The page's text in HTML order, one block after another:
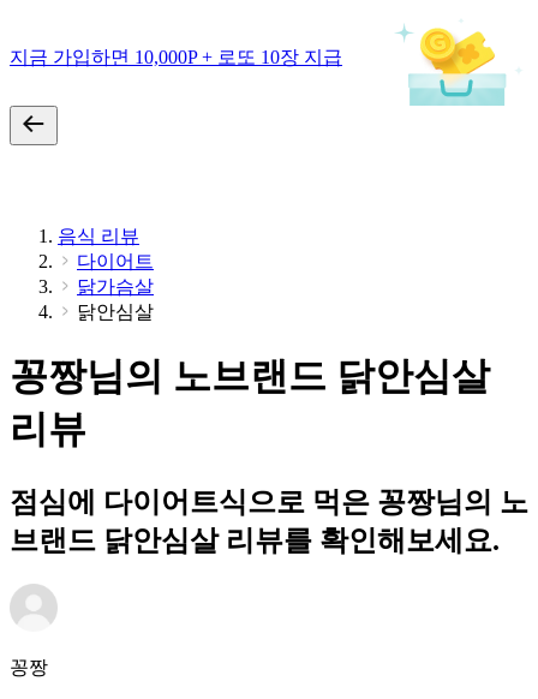
지금 가입하면 10,000P + 로또 10장 지급
음식 리뷰
다이어트
닭가슴살
닭안심살
꽁짱님의 노브랜드 닭안심살
리뷰
점심에 다이어트식으로 먹은 꽁짱님의 노
브랜드 닭안심살 리뷰를 확인해보세요.
꽁짱